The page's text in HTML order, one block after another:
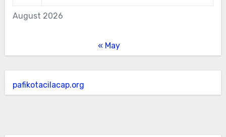
August 2026
« May
pafikotacilacap.org